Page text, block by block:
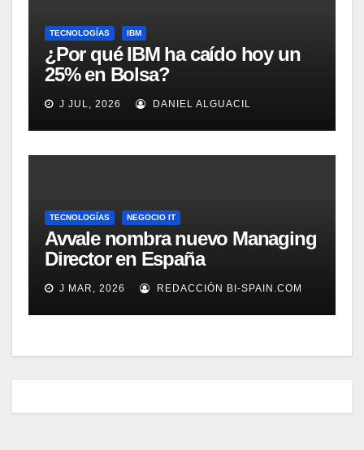
TECNOLOGÍAS IBM
¿Por qué IBM ha caído hoy un
25% en Bolsa?
J JUL, 2026 DANIEL ALGUACIL
TECNOLOGÍAS NEGOCIO IT
Avvale nombra nuevo Managing
Director en España
J MAR, 2026 REDACCIÓN BI-SPAIN.COM